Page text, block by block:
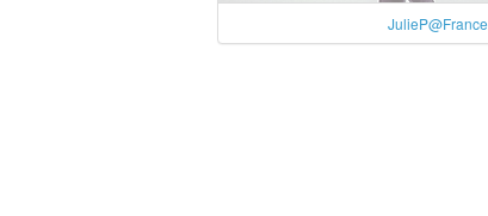
JulieP@France